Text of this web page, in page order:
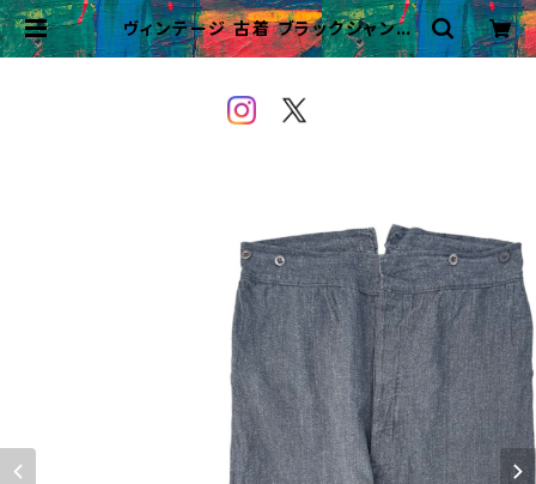
ヴィンテージ 古着 ブラックシャンブ
レー ワークパンツ ビンテージ ユーロ